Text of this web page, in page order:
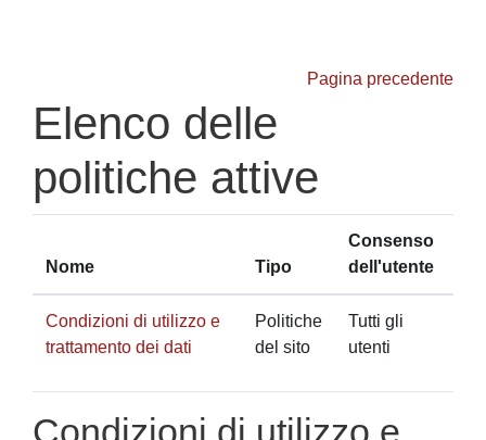
Pagina precedente
Elenco delle
politiche attive
Nome Tipo
Consenso
dell'utente
Condizioni di utilizzo e
trattamento dei dati
Politiche
del sito
Tutti gli
utenti
Condizioni di utilizzo e